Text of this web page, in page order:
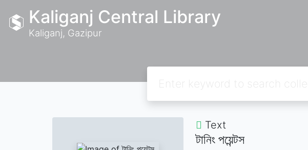
Kaliganj Central Library
Kaliganj, Gazipur
Text
টানিং পয়েন্টস